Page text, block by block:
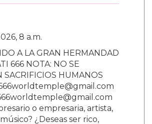
8 a.m.
A LA GRAN HERMANDAD
666 NOTA: NO SE
SACRIFICIOS HUMANOS
o empresaria, artista,
¿Deseas ser rico,